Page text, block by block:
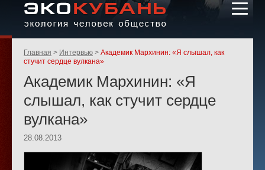
«ЭКО-КУБАНЬ»
Родительские
страницы:
Главная Интервью
Академик Мархинин: «Я слышал, как
стучит сердце вулкана»
Академик Мархинин: «Я
слышал, как стучит сердце
вулкана»
28.08.2013